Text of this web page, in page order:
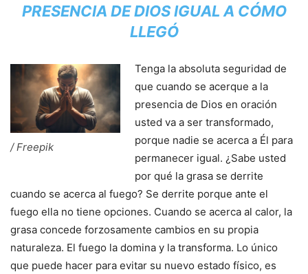
PRESENCIA DE DIOS IGUAL A CÓMO
LLEGÓ
/ Freepik
Tenga la absoluta seguridad de
que cuando se acerque a la
presencia de Dios en oración
usted va a ser transformado,
porque nadie se acerca a Él para
permanecer igual. ¿Sabe usted
por qué la grasa se derrite
cuando se acerca al fuego? Se derrite porque ante el
fuego ella no tiene opciones. Cuando se acerca al calor, la
grasa concede forzosamente cambios en su propia
naturaleza. El fuego la domina y la transforma. Lo único
que puede hacer para evitar su nuevo estado físico, es